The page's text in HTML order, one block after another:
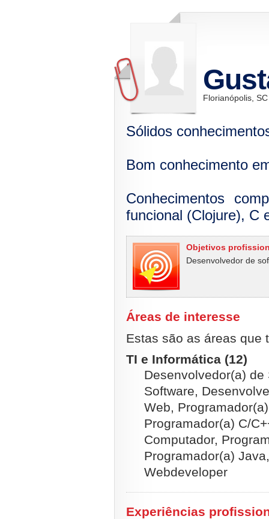
Florianópolis, SC
Sólidos
Bom conhecimento
Conhecimentos
funcional (Clojure), C
Objetivos
Desenvolvedor de
Áreas de interesse
Estas são as áreas que
TI e Informática (12)
Desenvolvedor(a)
Software,
Web,
Programador(a) C/
Computador,
Programador(a)
Webdeveloper
Experiências